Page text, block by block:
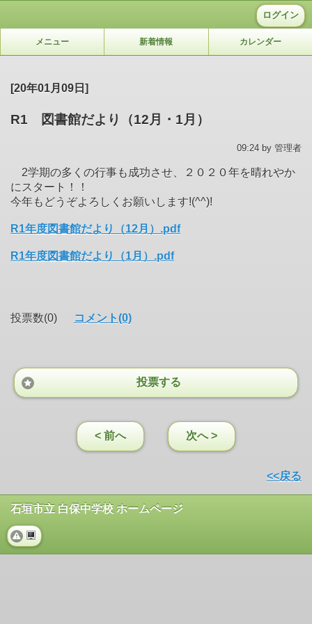
ログイン
メニュー 新着情報 カレンダー
[20年01月09日]
R1 図書館だより（12月・1月）
09:24 by 管理者
2学期の多くの行事も成功させ、２０２０年を晴れやか
にスタート！！
今年もどうぞよろしくお願いします!(^^)!
R1年度図書館だより（12月）.pdf
R1年度図書館だより（1月）.pdf
投票数(0) コメント(0)
投票する
< 前へ 次へ >
<<戻る
石垣市立 白保中学校 ホームページ